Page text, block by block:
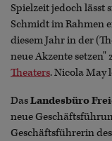
Spielzeit jedoch lässt
Schmidt im Rahmen
diesem Jahr in der
neue Akzente setzen"
Theaters. Nicola May
DasLandesbüro
neue
Geschäftsführerin